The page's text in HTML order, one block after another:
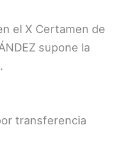
el X Certamen de
supone la
transferencia